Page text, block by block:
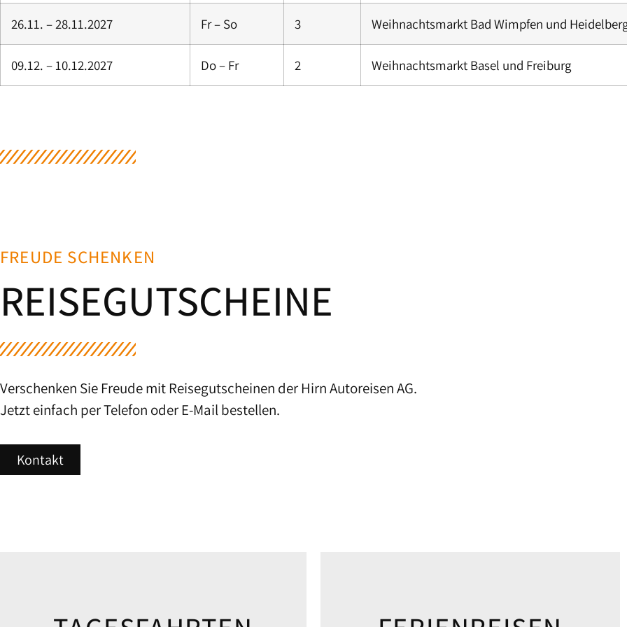
26.11. – 28.11.2027 Fr – So 3 Weihnachtsmarkt Bad Wimpfen und
09.12. – 10.12.2027 Do – Fr 2 Weihnachtsmarkt Basel und Freiburg
FREUDE SCHENKEN
REISEGUTSCHEINE
Verschenken Sie Freude mit Reisegutscheinen der Hirn Autoreisen AG.
Jetzt einfach per Telefon oder E-Mail bestellen.
Kontakt